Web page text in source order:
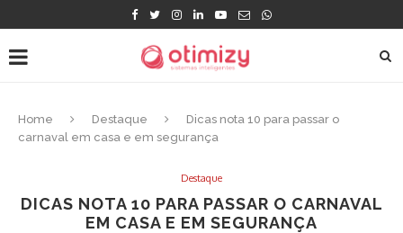
Home Destaque
Dicas nota 10 para passar o
carnaval em casa e em segurança
Destaque
DICAS NOTA 10 PARA PASSAR O CARNAVAL
EM CASA E EM SEGURANÇA